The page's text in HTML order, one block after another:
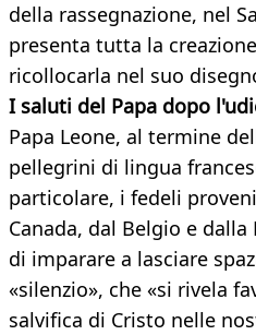
della rassegnazione, nel
presenta tutta la
ricollocarla nel suo
I saluti del Papa dopo
Papa Leone, al termine
pellegrini di lingua
particolare, i fedeli
Canada, dal Belgio e
di imparare a lasciare
«silenzio», che «si rivela
salvifica di Cristo nelle